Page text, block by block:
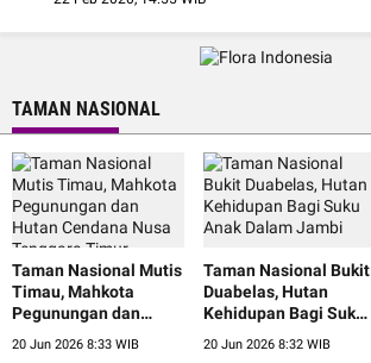
TAMAN NASIONAL
Taman Nasional Mutis
Timau, Mahkota
Pegunungan dan
Hutan Cendana Nusa
20 Jun 2026 8:33 WIB
Taman Nasional Bukit
Duabelas, Hutan
Kehidupan Bagi Suku
Anak Dalam Jambi
20 Jun 2026 8:32 WIB